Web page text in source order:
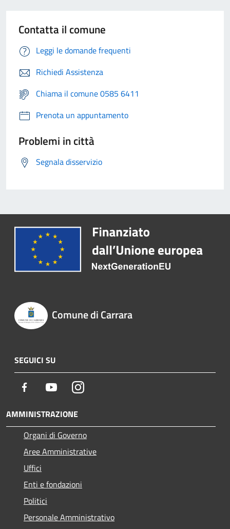
Contatta il comune
Leggi le domande frequenti
Richiedi Assistenza
Chiama il comune 0585 6411
Prenota un appuntamento
Problemi in città
Segnala disservizio
Comune di Carrara
SEGUICI SU
Facebook YoutubeInstagram
AMMINISTRAZIONE
Organi di Governo
Aree Amministrative
Uffici
Enti e fondazioni
Politici
Personale Amministrativo